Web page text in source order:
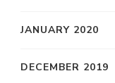
JANUARY 2020
DECEMBER 2019